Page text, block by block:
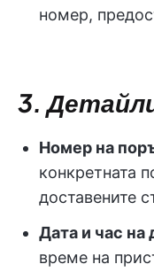
номер,
3.
Номер на
конкретната
доставените
Дата и час на
време на